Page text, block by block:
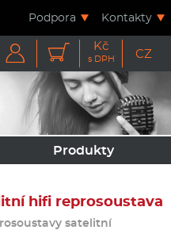
Podpora Kontakty
  Kč
s DPH CZ
Produkty
hifi reprosoustava
satelitní